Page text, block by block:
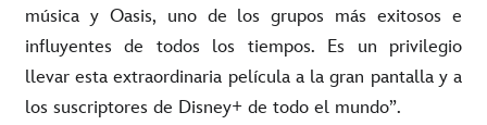
música y Oasis, uno de los grupos más exitosos e
influyentes de todos los tiempos. Es un privilegio
llevar esta extraordinaria película a la gran pantalla y a
los suscriptores de Disney+ de todo el mundo”.